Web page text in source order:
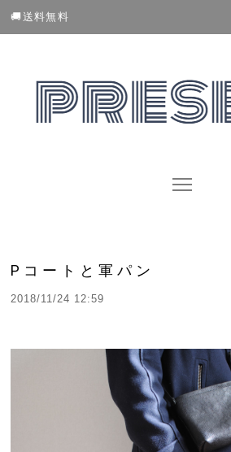
🚚送料無料
Pコートと軍パン
2018/11/24 12:59